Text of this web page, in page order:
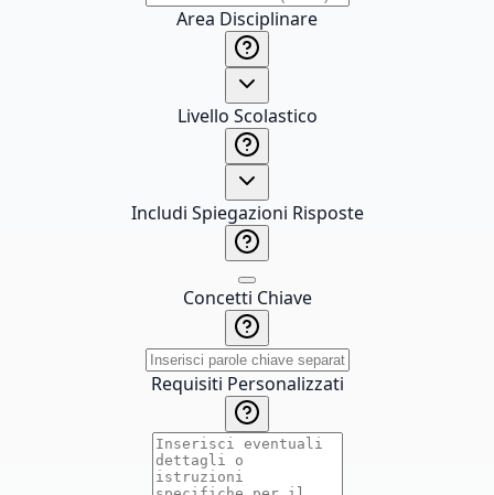
Area Disciplinare
Livello Scolastico
Includi Spiegazioni Risposte
Concetti Chiave
Requisiti Personalizzati